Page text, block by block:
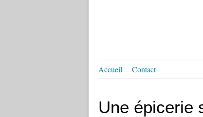
Accueil Contact
Une épicerie